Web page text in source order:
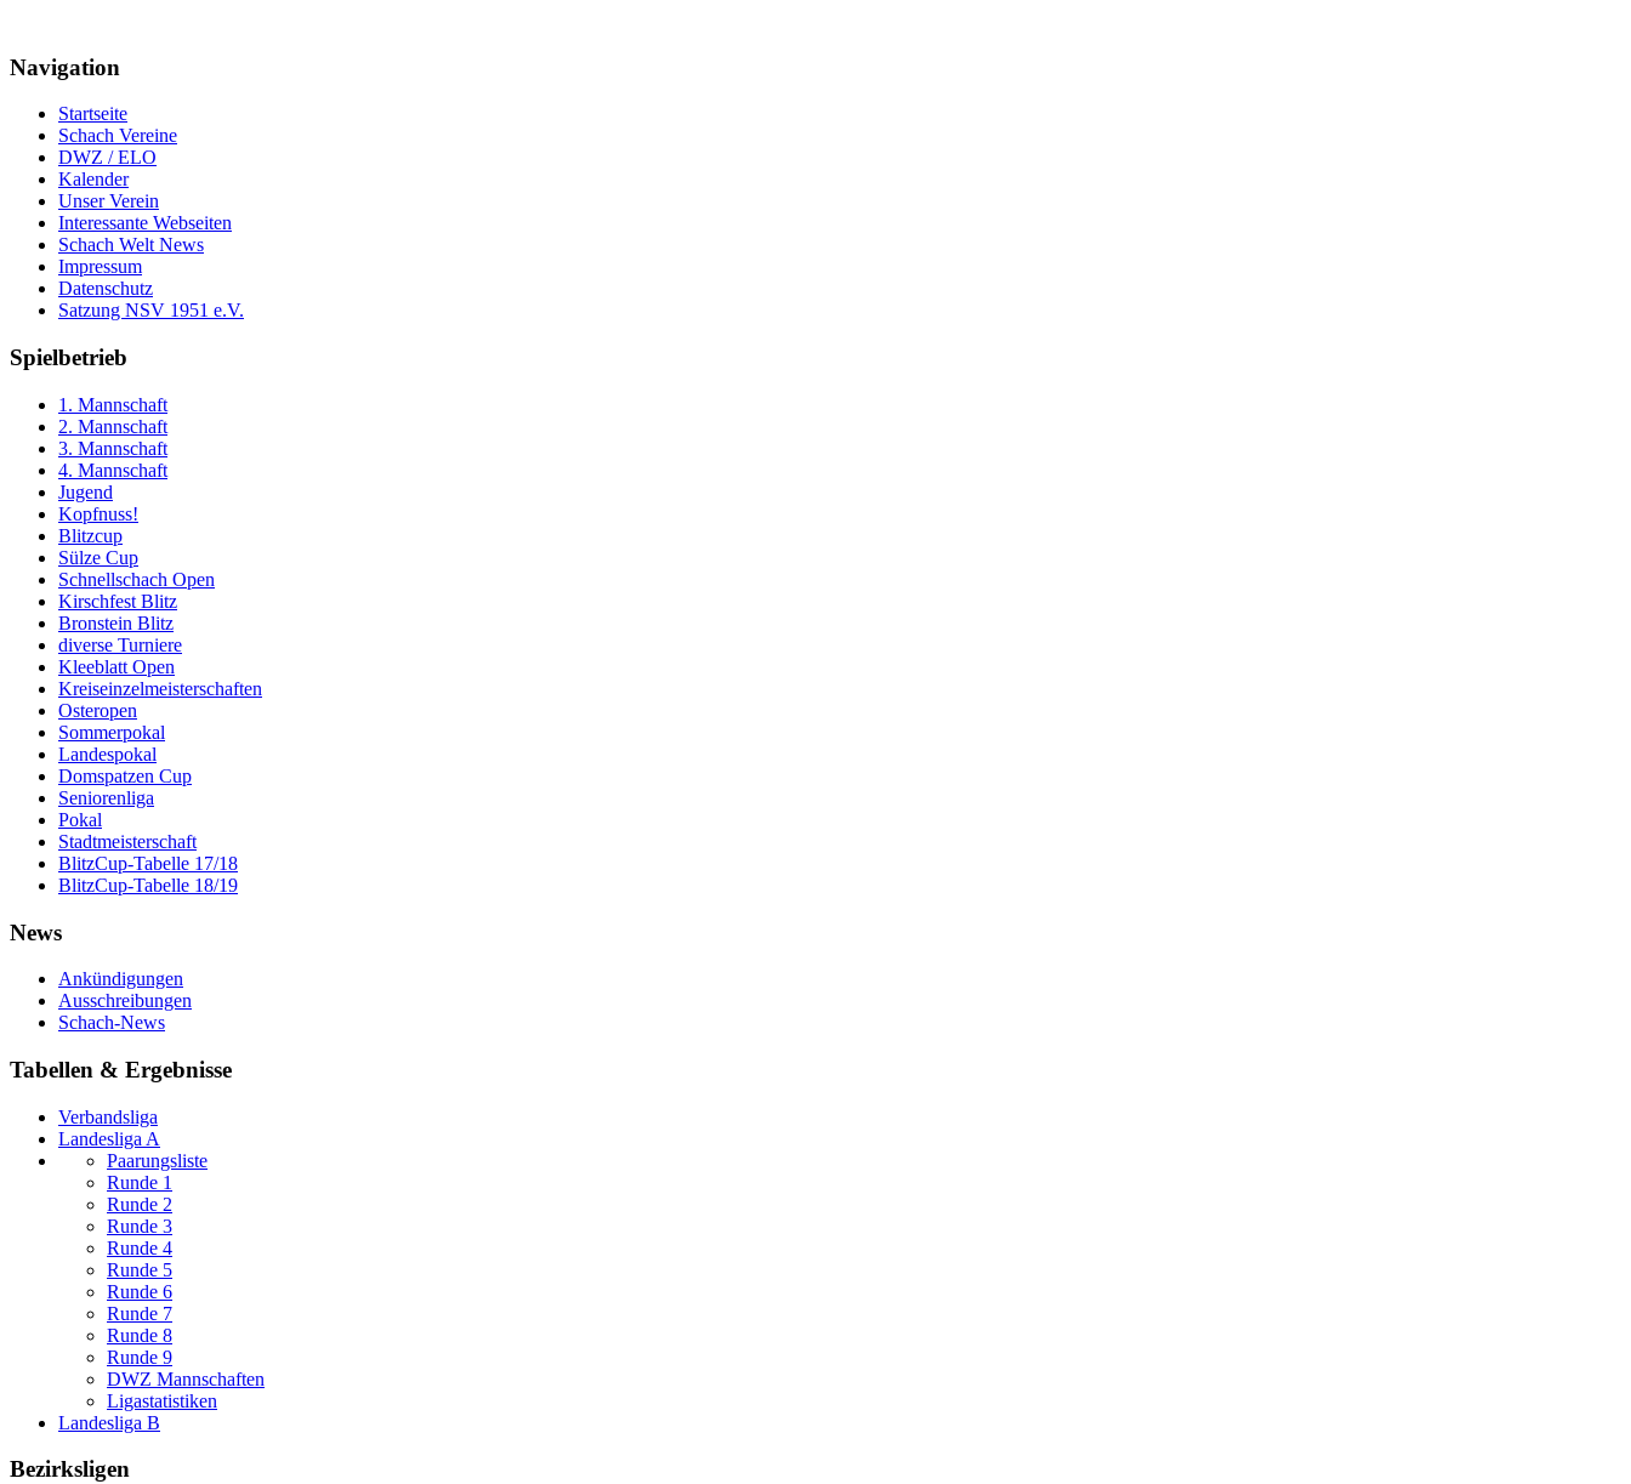
Navigation
Startseite
Schach Vereine
DWZ / ELO
Kalender
Unser Verein
Interessante Webseiten
Schach Welt News
Impressum
Datenschutz
Satzung NSV 1951 e.V.
Spielbetrieb
1. Mannschaft
2. Mannschaft
3. Mannschaft
4. Mannschaft
Jugend
Kopfnuss!
Blitzcup
Sülze Cup
Schnellschach Open
Kirschfest Blitz
Bronstein Blitz
diverse Turniere
Kleeblatt Open
Kreiseinzelmeisterschaften
Osteropen
Sommerpokal
Landespokal
Domspatzen Cup
Seniorenliga
Pokal
Stadtmeisterschaft
BlitzCup-Tabelle 17/18
BlitzCup-Tabelle 18/19
News
Ankündigungen
Ausschreibungen
Schach-News
Tabellen & Ergebnisse
Verbandsliga
Landesliga A
Paarungsliste
Runde 1
Runde 2
Runde 3
Runde 4
Runde 5
Runde 6
Runde 7
Runde 8
Runde 9
DWZ Mannschaften
Ligastatistiken
Landesliga B
Bezirksligen